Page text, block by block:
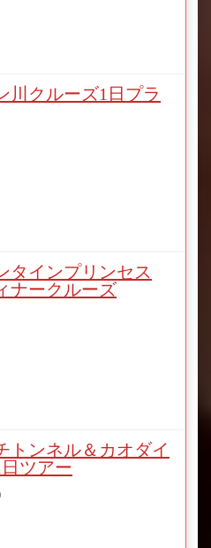
川クルーズ1日プラ
タインプリンセス
ナークルーズ
トンネル＆カオダイ
ツアー